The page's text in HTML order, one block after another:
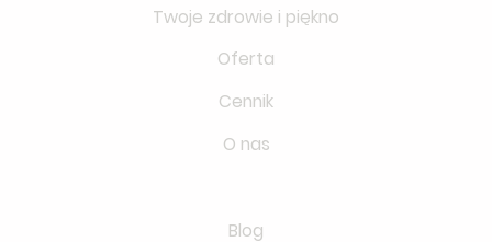
Twoje zdrowie i piękno
Oferta
Cennik
O nas
Blog